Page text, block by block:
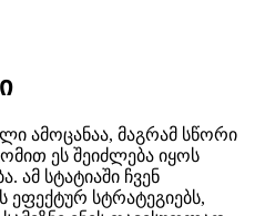
ამოცანაა, მაგრამ სწორი
ეს შეიძლება იყოს
ამ სტატიაში ჩვენ
ეფექტურ სტრატეგიებს,